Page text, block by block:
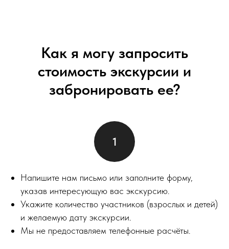
Как я могу запросить
стоимость экскурсии и
забронировать ее?
Напишите нам письмо или заполните форму,
указав интересующую вас экскурсию.
Укажите количество участников (взрослых и детей)
и желаемую дату экскурсии.
Мы не предоставляем телефонные расчёты.